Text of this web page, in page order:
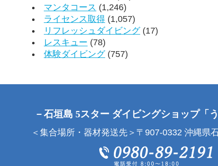
マンタコース (1,246)
ライセンス取得 (1,057)
リフレッシュダイビング(17)
レスキュー (78)
体験ダイビング(757)
－石垣島 5スター ダイビングショップ「
＜集合場所・器材発送先＞〒907-0332 沖縄県